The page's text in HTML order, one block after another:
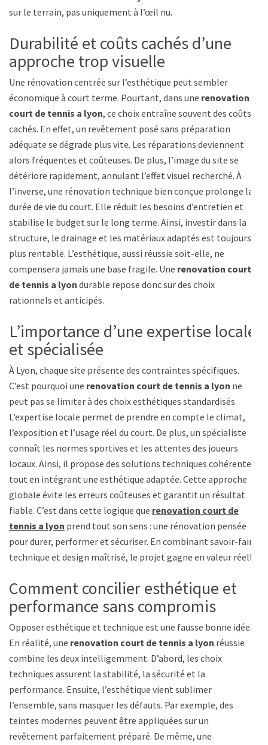
sur le terrain, pas uniquement à l’œil nu.
Durabilité et coûts cachés d’une
approche trop visuelle
Une rénovation centrée sur l’esthétique peut sembler
économique à court terme. Pourtant, dans une renovation
court de tennis a lyon, ce choix entraîne souvent des coûts
cachés. En effet, un revêtement posé sans préparation
adéquate se dégrade plus vite. Les réparations deviennent
alors fréquentes et coûteuses. De plus, l’image du site se
détériore rapidement, annulant l’effet visuel recherché. À
l’inverse, une rénovation technique bien conçue prolonge la
durée de vie du court. Elle réduit les besoins d’entretien et
stabilise le budget sur le long terme. Ainsi, investir dans la
structure, le drainage et les matériaux adaptés est toujours
plus rentable. L’esthétique, aussi réussie soit-elle, ne
compensera jamais une base fragile. Une renovation court
de tennis a lyon durable repose donc sur des choix
rationnels et anticipés.
L’importance d’une expertise locale
et spécialisée
À Lyon, chaque site présente des contraintes spécifiques.
C’est pourquoi une renovation court de tennis a lyon ne
peut pas se limiter à des choix esthétiques standardisés.
L’expertise locale permet de prendre en compte le climat,
l’exposition et l’usage réel du court. De plus, un spécialiste
connaît les normes sportives et les attentes des joueurs
locaux. Ainsi, il propose des solutions techniques cohérentes,
tout en intégrant une esthétique adaptée. Cette approche
globale évite les erreurs coûteuses et garantit un résultat
fiable. C’est dans cette logique que renovation court de
tennis a lyon prend tout son sens : une rénovation pensée
pour durer, performer et sécuriser. En combinant savoir-faire
technique et design maîtrisé, le projet gagne en valeur réelle.
Comment concilier esthétique et
performance sans compromis
Opposer esthétique et technique est une fausse bonne idée.
En réalité, une renovation court de tennis a lyon réussie
combine les deux intelligemment. D’abord, les choix
techniques assurent la stabilité, la sécurité et la
performance. Ensuite, l’esthétique vient sublimer
l’ensemble, sans masquer les défauts. Par exemple, des
teintes modernes peuvent être appliquées sur un
revêtement parfaitement préparé. De même, une